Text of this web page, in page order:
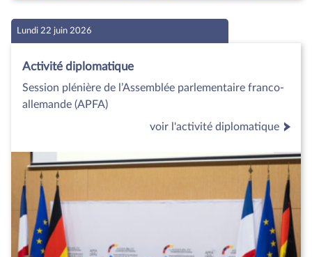
Lundi 22 juin 2026
Activité diplomatique
Session plénière de l’Assemblée parlementaire franco-
allemande (APFA)
voir l'activité diplomatique